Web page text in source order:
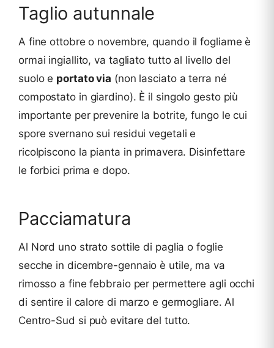
Taglio autunnale
A fine ottobre o novembre, quando il fogliame è
ormai ingiallito, va tagliato tutto al livello del
suolo e portato via (non lasciato a terra né
compostato in giardino). È il singolo gesto più
importante per prevenire la botrite, fungo le cui
spore svernano sui residui vegetali e
ricolpiscono la pianta in primavera. Disinfettare
le forbici prima e dopo.
Pacciamatura
Al Nord uno strato sottile di paglia o foglie
secche in dicembre-gennaio è utile, ma va
rimosso a fine febbraio per permettere agli occhi
di sentire il calore di marzo e germogliare. Al
Centro-Sud si può evitare del tutto.